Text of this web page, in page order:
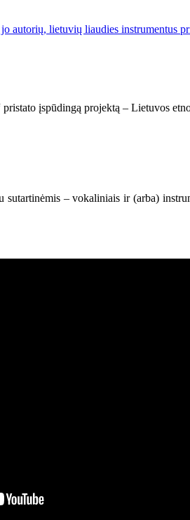
autorių, lietuvių liaudies instrumentus
įspūdingą projektą – Lietuvos
– vokaliniais ir (arba)